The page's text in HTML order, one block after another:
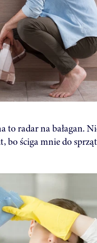
to radar na bałagan.
bo ściga mnie do